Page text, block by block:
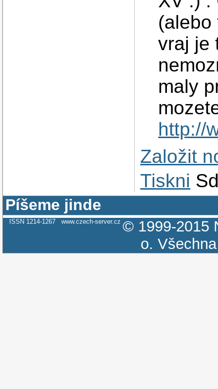
(alebo
vraj je
maly
http://
Založit
Tiskni
Píšeme jinde
ISSN 1214-1267 www.czech-server.cz © 1999-2015
o.